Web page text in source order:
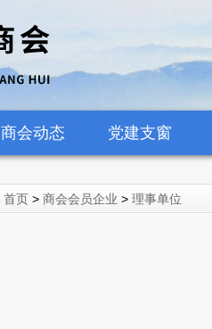
商会动态 党建支窗
首页> 商会会员企业 > 理事单位